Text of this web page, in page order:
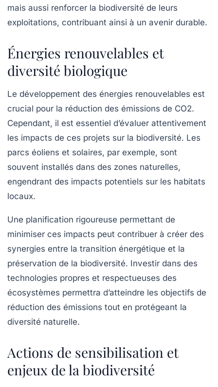
mais aussi renforcer la biodiversité de leurs
exploitations, contribuant ainsi à un avenir durable.
Énergies renouvelables et
diversité biologique
Le développement des énergies renouvelables est
crucial pour la réduction des émissions de CO2.
Cependant, il est essentiel d’évaluer attentivement
les impacts de ces projets sur la biodiversité. Les
parcs éoliens et solaires, par exemple, sont
souvent installés dans des zones naturelles,
engendrant des impacts potentiels sur les habitats
locaux.
Une planification rigoureuse permettant de
minimiser ces impacts peut contribuer à créer des
synergies entre la transition énergétique et la
préservation de la biodiversité. Investir dans des
technologies propres et respectueuses des
écosystèmes permettra d’atteindre les objectifs de
réduction des émissions tout en protégeant la
diversité naturelle.
Actions de sensibilisation et
enjeux de la biodiversité